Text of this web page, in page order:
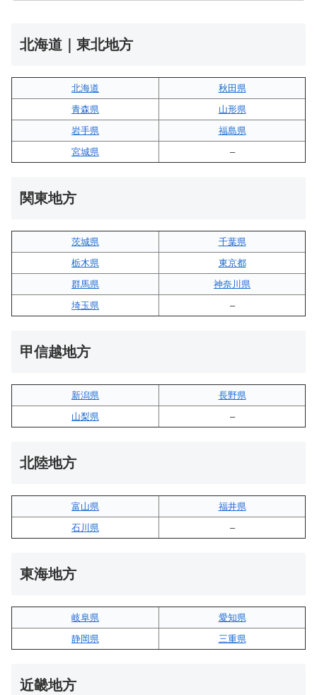
北海道｜東北地方
北海道
秋田県
青森県
山形県
岩手県
福島県
宮城県
–
関東地方
茨城県
千葉県
栃木県
東京都
群馬県
神奈川県
埼玉県
–
甲信越地方
新潟県
長野県
山梨県
–
北陸地方
富山県
福井県
石川県
–
東海地方
岐阜県
愛知県
静岡県
三重県
近畿地方